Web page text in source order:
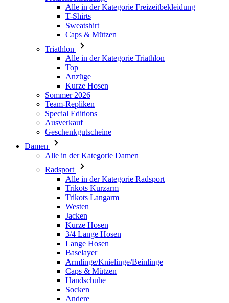
Triathlon
Alle in der Kategorie Triathlon
Top
Anzüge
Kurze Hosen
Sommer 2026
Team-Repliken
Special Editions
Ausverkauf
Geschenkgutscheine
Damen
Alle in der Kategorie Damen
Radsport
Alle in der Kategorie Radsport
Trikots Langarm
Westen
Jacken
Kurze Hosen
3/4 Lange Hosen
Lange Hosen
Baselayer
Armlinge/Knielinge/Beinlinge
Caps & Mützen
Handschuhe
Socken
Andere
Freizeitbekleidung
Alle in der Kategorie Freizeitbekleidung
T-Shirts
Hoodie